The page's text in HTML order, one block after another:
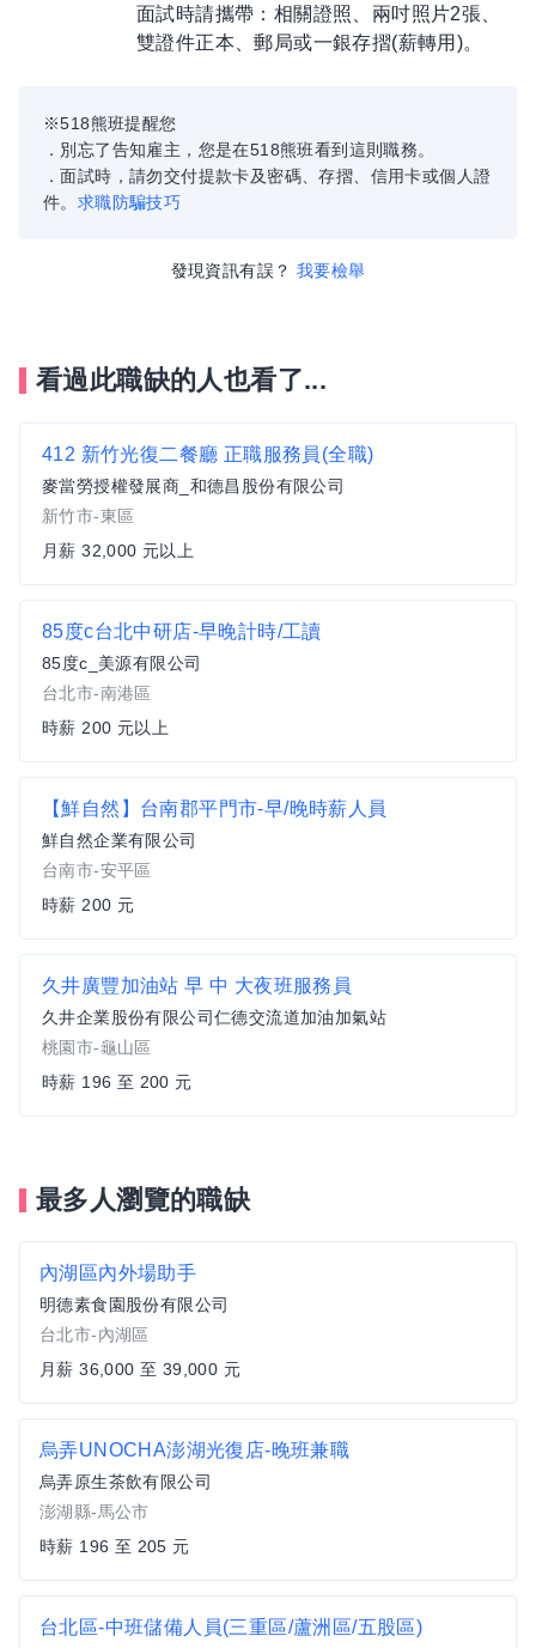
面試時請攜帶：相關證照、兩吋照片2張、
雙證件正本、郵局或一銀存摺(薪轉用)。
※518熊班提醒您
．別忘了告知雇主，您是在518熊班看到這則職務。
．面試時，請勿交付提款卡及密碼、存摺、信用卡或個人證
件。 求職防騙技巧
發現資訊有誤？ 我要檢舉
看過此職缺的人也看了...
412 新竹光復二餐廳 正職服務員(全職)
麥當勞授權發展商_和德昌股份有限公司
新竹市-東區
月薪 32,000 元以上
85度c台北中研店-早晚計時/工讀
85度c_美源有限公司
台北市-南港區
時薪 200 元以上
【鮮自然】台南郡平門市-早/晚時薪人員
鮮自然企業有限公司
台南市-安平區
時薪 200 元
久井廣豐加油站 早 中 大夜班服務員
久井企業股份有限公司仁德交流道加油加氣站
桃園市-龜山區
時薪 196 至 200 元
最多人瀏覽的職缺
內湖區內外場助手
明德素食園股份有限公司
台北市-內湖區
月薪 36,000 至 39,000 元
烏弄UNOCHA澎湖光復店-晚班兼職
烏弄原生茶飲有限公司
澎湖縣-馬公市
時薪 196 至 205 元
台北區-中班儲備人員(三重區/蘆洲區/五股區)